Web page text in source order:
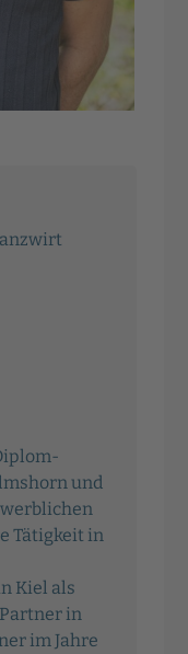
und
Tätigkeit in
Kiel als
in
im Jahre